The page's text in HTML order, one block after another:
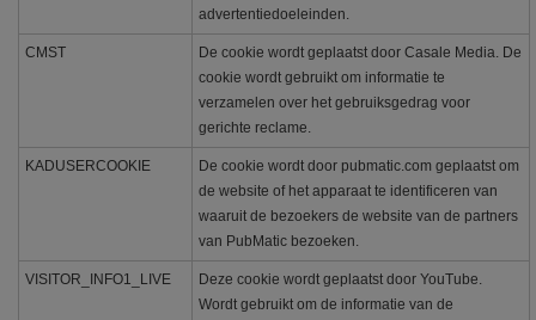
advertentiedoeleinden.
CMST
De cookie wordt geplaatst door Casale Media. De
cookie wordt gebruikt om informatie te
verzamelen over het gebruiksgedrag voor
gerichte reclame.
KADUSERCOOKIE
De cookie wordt door pubmatic.com geplaatst om
de website of het apparaat te identificeren van
waaruit de bezoekers de website van de partners
van PubMatic bezoeken.
VISITOR_INFO1_LIVE
Deze cookie wordt geplaatst door YouTube.
Wordt gebruikt om de informatie van de